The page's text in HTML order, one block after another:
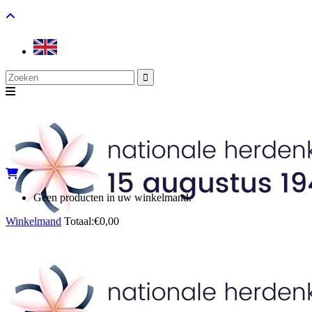
Search
for:
Geen producten in uw winkelmand.
Winkelmand Totaal:€0,00